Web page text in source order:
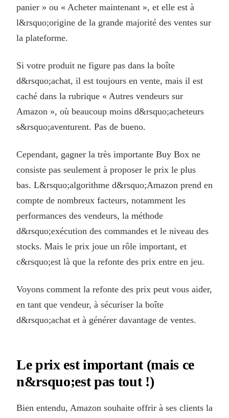
panier » ou « Acheter maintenant », et elle est à
l&rsquo;origine de la grande majorité des ventes sur
la plateforme.
Si votre produit ne figure pas dans la boîte
d&rsquo;achat, il est toujours en vente, mais il est
caché dans la rubrique « Autres vendeurs sur
Amazon », où beaucoup moins d&rsquo;acheteurs
s&rsquo;aventurent. Pas de bueno.
Cependant, gagner la très importante Buy Box ne
consiste pas seulement à proposer le prix le plus
bas. L&rsquo;algorithme d&rsquo;Amazon prend en
compte de nombreux facteurs, notamment les
performances des vendeurs, la méthode
d&rsquo;exécution des commandes et le niveau des
stocks. Mais le prix joue un rôle important, et
c&rsquo;est là que la refonte des prix entre en jeu.
Voyons comment la refonte des prix peut vous aider,
en tant que vendeur, à sécuriser la boîte
d&rsquo;achat et à générer davantage de ventes.
Le prix est important (mais ce
n&rsquo;est pas tout !)
Bien entendu, Amazon souhaite offrir à ses clients la